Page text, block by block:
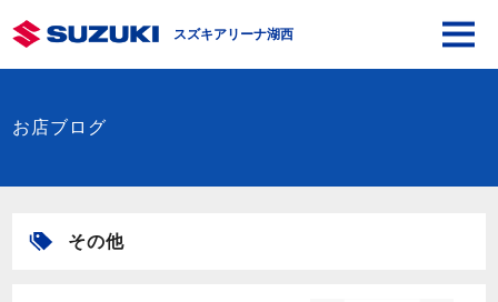
スズキアリーナ湖西
お店ブログ
その他